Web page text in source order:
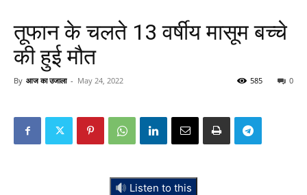
तूफान के चलते 13 वर्षीय मासूम बच्चे
की हुई मौत
By आज का उजाला - May 24, 2022 0
585
Listen to this